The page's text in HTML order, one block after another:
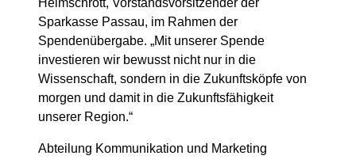
Helmschrott, Vorstandsvorsitzender der
Sparkasse Passau, im Rahmen der
Spendenübergabe. „Mit unserer Spende
investieren wir bewusst nicht nur in die
Wissenschaft, sondern in die Zukunftsköpfe von
morgen und damit in die Zukunftsfähigkeit
unserer Region.“
Abteilung Kommunikation und Marketing